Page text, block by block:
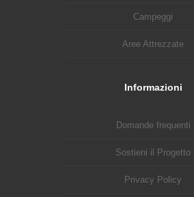
Campeggi
Aree Attrezzate
Informazioni
Domande frequenti
Sostieni il Progetto
Privacy Policy